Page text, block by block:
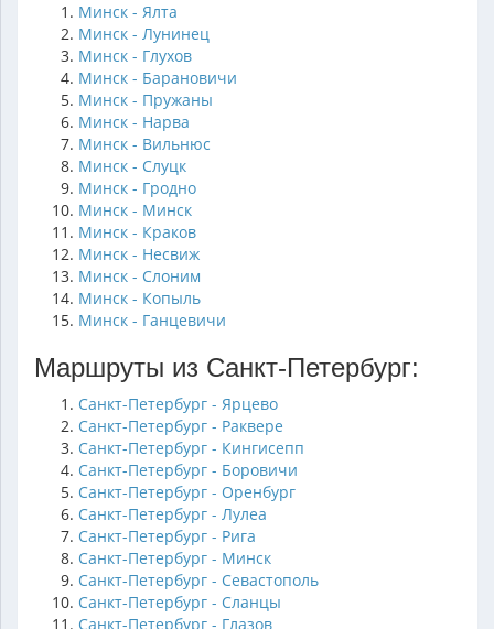
Минск - Ялта
Минск - Лунинец
Минск - Глухов
Минск - Барановичи
Минск - Пружаны
Минск - Нарва
Минск - Вильнюс
Минск - Слуцк
Минск - Гродно
Минск - Минск
Минск - Краков
Минск - Несвиж
Минск - Слоним
Минск - Копыль
Минск - Ганцевичи
Маршруты из Санкт-Петербург:
Санкт-Петербург - Ярцево
Санкт-Петербург - Раквере
Санкт-Петербург - Кингисепп
Санкт-Петербург - Боровичи
Санкт-Петербург - Оренбург
Санкт-Петербург - Лулеа
Санкт-Петербург - Рига
Санкт-Петербург - Минск
Санкт-Петербург - Севастополь
Санкт-Петербург - Сланцы
Санкт-Петербург - Глазов